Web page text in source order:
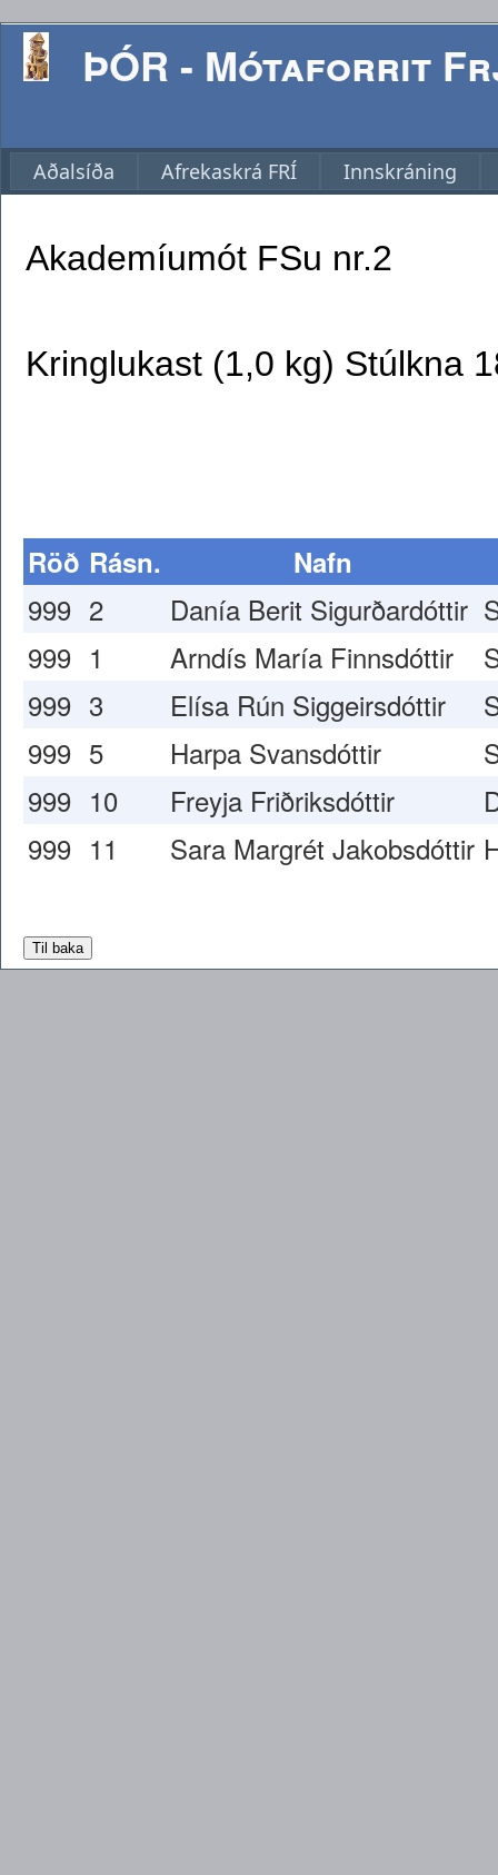
ÞÓR - Mótaforrit
Aðalsíða Afrekaskrá FRÍ Innskráning
Röð Rásn. Nafn
999 2 Danía Berit Sigurðardóttir
999 1 Arndís María Finnsdóttir
999 3 Elísa Rún Siggeirsdóttir
999 5 Harpa Svansdóttir
999 10 Freyja Friðriksdóttir
999 11 Sara Margrét Jakobsdóttir